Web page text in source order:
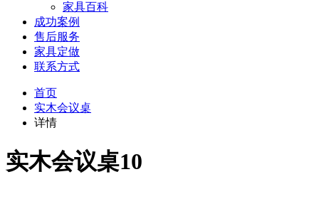
家具百科
成功案例
售后服务
家具定做
联系方式
首页
实木会议桌
详情
实木会议桌10